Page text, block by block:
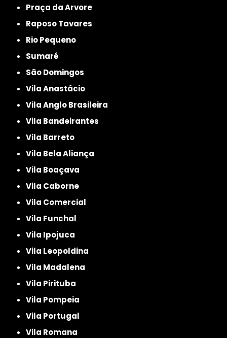
Praça da Arvore
Raposo Tavares
Rio Pequeno
Sumaré
São Domingos
Vila Anastácio
Vila Anglo Brasileira
Vila Bandeirantes
Vila Barreto
Vila Bela Aliança
Vila Boaçava
Vila Caborne
Vila Comercial
Vila Funchal
Vila Ipojuca
Vila Leopoldina
Vila Madalena
Vila Pirituba
Vila Pompeia
Vila Portugal
Vila Romana